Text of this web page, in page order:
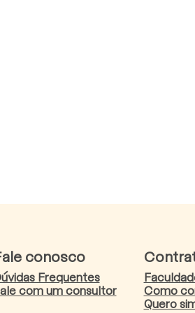
conosco
Frequentes
com um consultor
Como
Quero